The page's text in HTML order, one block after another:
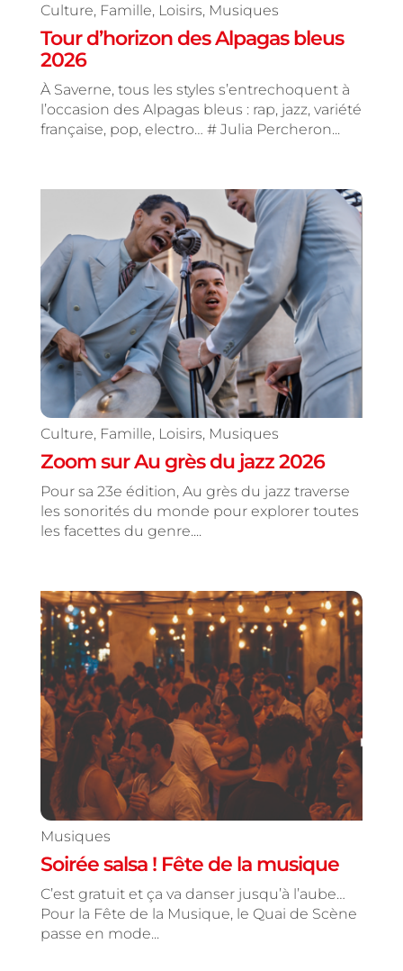
Culture, Famille, Loisirs, Musiques
Tour d’horizon des Alpagas bleus
2026
À Saverne, tous les styles s’entrechoquent à
l’occasion des Alpagas bleus : rap, jazz, variété
française, pop, electro… # Julia Percheron...
Culture, Famille, Loisirs, Musiques
Zoom sur Au grès du jazz 2026
Pour sa 23e édition, Au grès du jazz traverse
les sonorités du monde pour explorer toutes
les facettes du genre....
Musiques
Soirée salsa ! Fête de la musique
C’est gratuit et ça va danser jusqu’à l’aube…
Pour la Fête de la Musique, le Quai de Scène
passe en mode...